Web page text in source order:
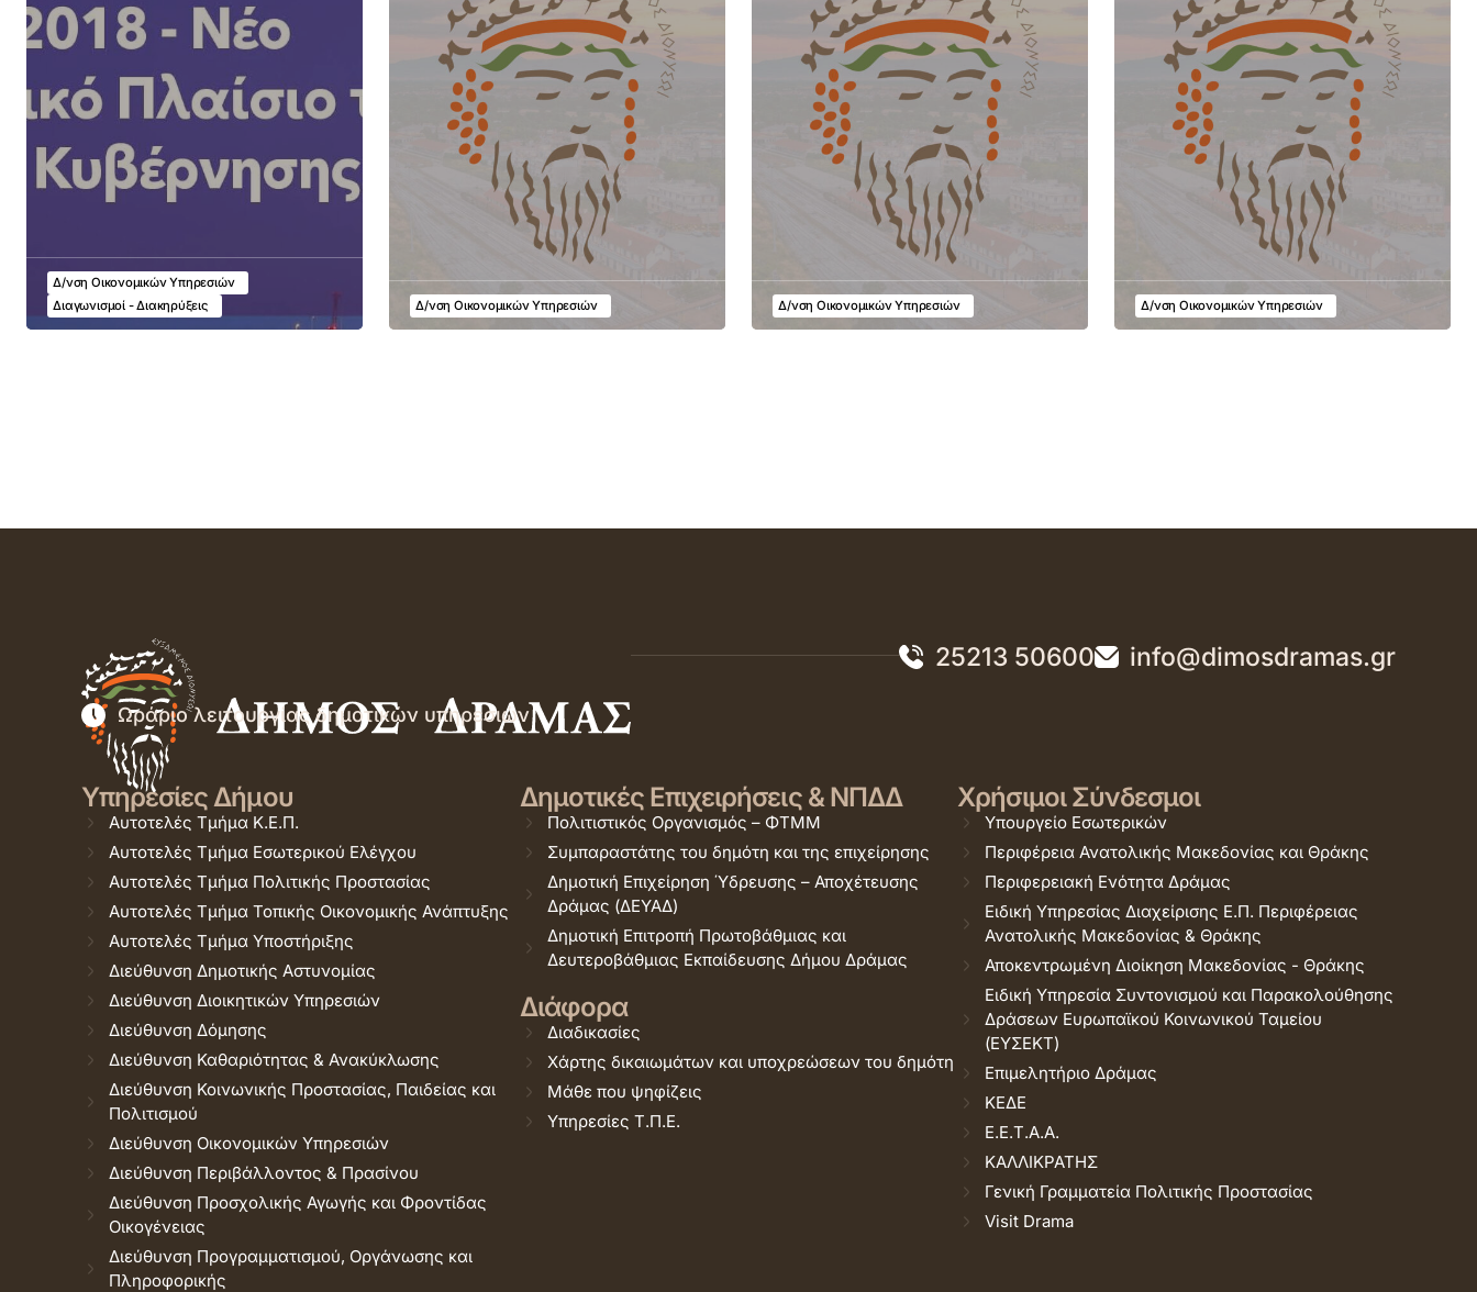
Δ/νση Οικονομικών Υπηρεσιών
Διαγωνισμοί - Διακηρύξεις
Δ/νση Οικονομικών Υπηρεσιών Δ/νση Οικονομικών Υπηρεσιών Δ/νση Οικονομικών Υπηρεσιών
25213 50600 info@dimosdramas.gr
Ωράριο λειτουργίας δημοτικών υπηρεσιών
Υπηρεσίες Δήμου
Αυτοτελές Τμήμα Κ.Ε.Π.
Αυτοτελές Τμήμα Εσωτερικού Ελέγχου
Αυτοτελές Τμήμα Πολιτικής Προστασίας
Αυτοτελές Τμήμα Τοπικής Οικονομικής Ανάπτυξης
Αυτοτελές Τμήμα Υποστήριξης
Διεύθυνση Δημοτικής Αστυνομίας
Διεύθυνση Διοικητικών Υπηρεσιών
Διεύθυνση Δόμησης
Διεύθυνση Καθαριότητας & Ανακύκλωσης
Διεύθυνση Κοινωνικής Προστασίας, Παιδείας και
Πολιτισμού
Διεύθυνση Οικονομικών Υπηρεσιών
Διεύθυνση Περιβάλλοντος & Πρασίνου
Διεύθυνση Προσχολικής Αγωγής και Φροντίδας
Οικογένειας
Διεύθυνση Προγραμματισμού, Οργάνωσης και
Πληροφορικής
Δημοτικές Επιχειρήσεις & ΝΠΔΔ
Πολιτιστικός Οργανισμός – ΦΤΜΜ
Συμπαραστάτης του δημότη και της επιχείρησης
Δημοτική Επιχείρηση Ύδρευσης – Αποχέτευσης
Δράμας (ΔΕΥΑΔ)
Δημοτική Επιτροπή Πρωτοβάθμιας και
Δευτεροβάθμιας Εκπαίδευσης Δήμου Δράμας
Διάφορα
Διαδικασίες
Χάρτης δικαιωμάτων και υποχρεώσεων του δημότη
Μάθε που ψηφίζεις
Υπηρεσίες Τ.Π.Ε.
Χρήσιμοι Σύνδεσμοι
Υπουργείο Εσωτερικών
Περιφέρεια Ανατολικής Μακεδονίας και Θράκης
Περιφερειακή Ενότητα Δράμας
Ειδική Υπηρεσίας Διαχείρισης Ε.Π. Περιφέρειας
Ανατολικής Μακεδονίας & Θράκης
Αποκεντρωμένη Διοίκηση Μακεδονίας - Θράκης
Ειδική Υπηρεσία Συντονισμού και Παρακολούθησης
Δράσεων Ευρωπαϊκού Κοινωνικού Ταμείου
(ΕΥΣΕΚΤ)
Επιμελητήριο Δράμας
ΚΕΔΕ
Ε.Ε.Τ.Α.Α.
ΚΑΛΛΙΚΡΑΤΗΣ
Γενική Γραμματεία Πολιτικής Προστασίας
Visit Drama